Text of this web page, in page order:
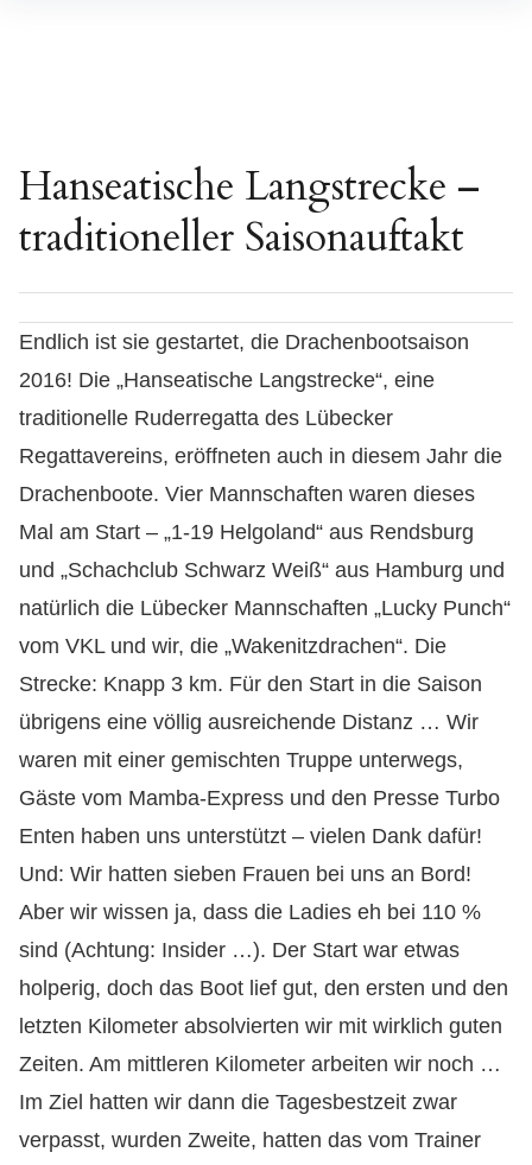
Hanseatische Langstrecke –
traditioneller Saisonauftakt
Endlich ist sie gestartet, die Drachenbootsaison
2016! Die „Hanseatische Langstrecke“, eine
traditionelle Ruderregatta des Lübecker
Regattavereins, eröffneten auch in diesem Jahr die
Drachenboote. Vier Mannschaften waren dieses
Mal am Start – „1-19 Helgoland“ aus Rendsburg
und „Schachclub Schwarz Weiß“ aus Hamburg und
natürlich die Lübecker Mannschaften „Lucky Punch“
vom VKL und wir, die „Wakenitzdrachen“. Die
Strecke: Knapp 3 km. Für den Start in die Saison
übrigens eine völlig ausreichende Distanz … Wir
waren mit einer gemischten Truppe unterwegs,
Gäste vom Mamba-Express und den Presse Turbo
Enten haben uns unterstützt – vielen Dank dafür!
Und: Wir hatten sieben Frauen bei uns an Bord!
Aber wir wissen ja, dass die Ladies eh bei 110 %
sind (Achtung: Insider …). Der Start war etwas
holperig, doch das Boot lief gut, den ersten und den
letzten Kilometer absolvierten wir mit wirklich guten
Zeiten. Am mittleren Kilometer arbeiten wir noch …
Im Ziel hatten wir dann die Tagesbestzeit zwar
verpasst, wurden Zweite, hatten das vom Trainer